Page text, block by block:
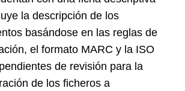
la descripción de los
basándose en las reglas de
el formato MARC y la ISO
de revisión para la
de los ficheros a